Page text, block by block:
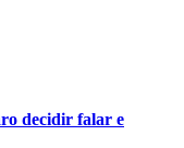
decidir falar e